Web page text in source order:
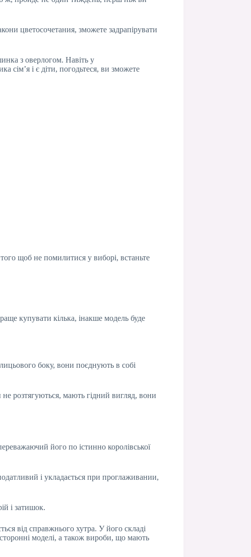
цветосочетания, зможете задрапірувати
з оверлогом. Навіть у
сім’я і є діти, погодьтеся, ви зможете
щоб не помилитися у виборі, встаньте
купувати кілька, інакше модель буде
боку, вони поєднують в собі
розтягуються, мають гідний вигляд, вони
його по істинно королівської
і укладається при проглаживании,
і затишок.
від справжнього хутра. У його складі
моделі, а також вироби, що мають